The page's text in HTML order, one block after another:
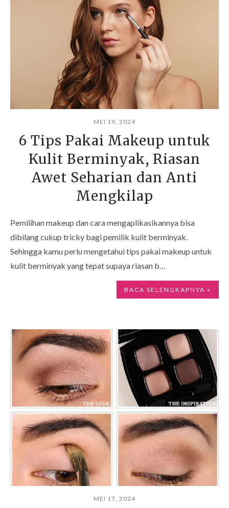
MEI 19, 2024
6 Tips Pakai Makeup untuk
Kulit Berminyak, Riasan
Awet Seharian dan Anti
Mengkilap
Pemilihan makeup dan cara mengaplikasikannya bisa
dibilang cukup tricky bagi pemilik kulit berminyak.
Sehingga kamu perlu mengetahui tips pakai makeup untuk
kulit berminyak yang tepat supaya riasan b…
BACA SELENGKAPNYA »
MEI 17, 2024